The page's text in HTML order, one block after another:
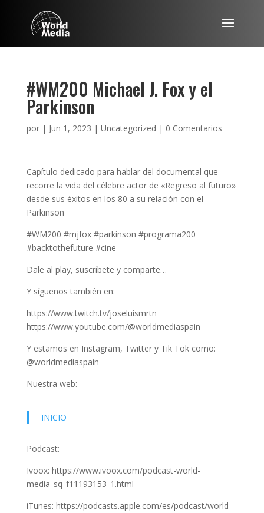
#WM200 Michael J. Fox y el
Parkinson
por | Jun 1, 2023 | Uncategorized | 0 Comentarios
Capítulo dedicado para hablar del documental que
recorre la vida del célebre actor de «Regreso al futuro»
desde sus éxitos en los 80 a su relación con el
Parkinson
#WM200 #mjfox #parkinson #programa200
#backtothefuture #cine
Dale al play, suscríbete y comparte…
Y síguenos también en:
https://www.twitch.tv/joseluismrtn
https://www.youtube.com/@worldmediaspain
Y estamos en Instagram, Twitter y Tik Tok como:
@worldmediaspain
Nuestra web:
INICIO
Podcast:
Ivoox: https://www.ivoox.com/podcast-world-
media_sq_f11193153_1.html
iTunes: https://podcasts.apple.com/es/podcast/world-